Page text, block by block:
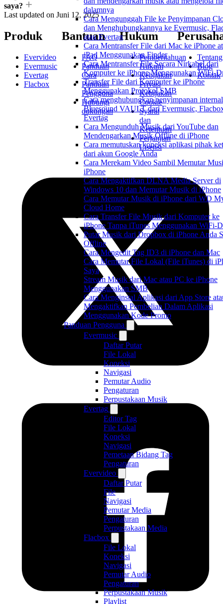
dalamnya
Cara Mengunggah File ke Penyimpanan
dan Menghubungkannya ke Evermusic,
atau Evertag
Cara Mentransfer File dari Mac ke iPhone
iPad Menggunakan Finder
Cara Mentransfer File Secara Nirkabel dari
Komputer ke iPhone Menggunakan WiFi-
Transfer File dari Komputer ke iPhone
Menggunakan Protokol SMB
Cara menghubungkan penyimpanan internal
Bluesound VAULT dari Evermusic,
Evertag
Cara Mengunduh Musik dari YouTube dan
Mendengarkan Musik Offline di iPhone
Cara memutuskan koneksi aplikasi pihak
dari akun Google Anda
Cara Merekam Video Sambil Memutar
iPhone
Cara Mengaktifkan DLNA Media Server di
Windows 10 dan Memutar Musik di iPhone
Cara Memutar Musik di iPhone dari WD
Cloud Home
Cara Transfer File Musik dari Komputer ke
iPhone Tanpa iTunes Menggunakan WiFi-
Putar Musik dari Dropbox di iPhone Anda
Offline
Cara Mengedit Tag ID3 di iPhone dan Mac
Cara Memutar File Lokal (File iTunes) di
Saya
Stream Musik dari Mac atau PC ke iPhone
Menggunakan SMB
Cara Menginstal Aplikasi dari App Store
Mengaktifkan Pembelian Dalam Aplikasi
Menggunakan Kode Promo
Panduan Pengguna
Evermusic
Daftar Putar
File Lokal
Koneksi
Navigasi
Pemutar Audio
Pengaturan
Perpustakaan Musik
Evertag
Editor Tag
File Lokal
Koneksi
Navigasi
Pemetaan Bidang Tag
Pengaturan
Evervideo
Daftar Putar
File
Navigasi
Pemutar Media
Pengaturan
Perpustakaan Media
Flacbox
File Lokal
Koneksi
Navigasi
Pemutar Audio
Pengaturan
Perpustakaan Musik
Playlist
saya?
Last updated on Juni 12, 2025
Produk
Evervideo
Evermusic
Evertag
Flacbox
Bantuan
FAQ
Panduan
Cara
Panduan
Pengguna
Hubungi
dukungan
Hukum
Pemberitahuan
Hukum
Kebijakan
Privasi
Kebijakan
Cookie
Syarat
dan
Ketentuan
Perjanjian
Lisensi
Tentang
Blog
Kontak